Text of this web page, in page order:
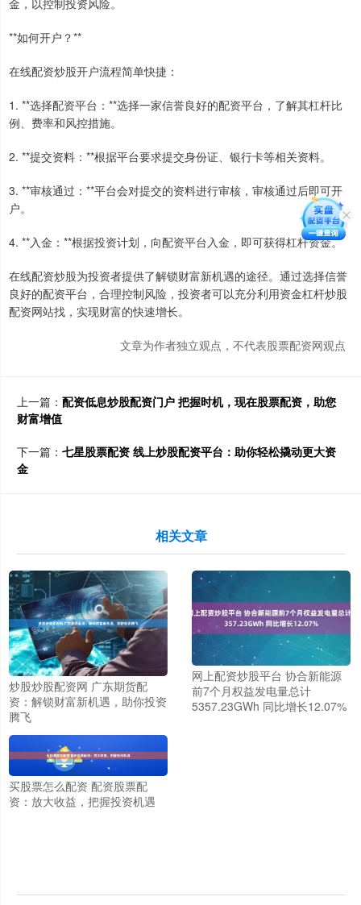
**如何开户？**
在线配资炒股开户流程简单快捷：
1. **选择配资平台：**选择一家信誉良好的配资平台，了解其杠杆比
例、费率和风控措施。
2. **提交资料：**根据平台要求提交身份证、银行卡等相关资料。
3. **审核通过：**平台会对提交的资料进行审核，审核通过后即可开
户。
4. **入金：**根据投资计划，向配资平台入金，即可获得杠杆资金。
在线配资炒股为投资者提供了解锁财富新机遇的途径。通过选择信誉
良好的配资平台，合理控制风险，投资者可以充分利用资金杠杆炒股
配资网站找，实现财富的快速增长。
文章为作者独立观点，不代表股票配资网观点
上一篇： 配资低息炒股配资门户 把握时机，现在股票配资，助您
财富增值
下一篇： 七星股票配资 线上炒股配资平台：助你轻松撬动更大资
金
相关文章
炒股炒股配资网 广东期货配
资：解锁财富新机遇，助你投资
腾飞
网上配资炒股平台 协合新能源
前7个月权益发电量总计
5357.23GWh 同比增长12.07%
买股票怎么配资 配资股票配
资：放大收益，把握投资机遇